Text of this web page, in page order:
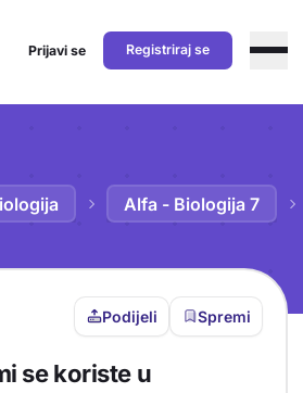
Prijavi se Registriraj se
Alfa - Biologija 7
Podijeli Spremi
se koriste u